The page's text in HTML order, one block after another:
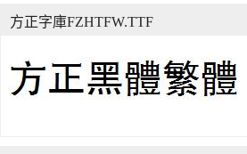
方正字庫FZHTFW.TTF